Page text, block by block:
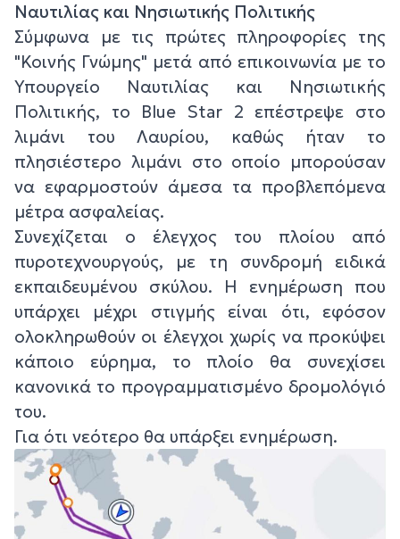
Ναυτιλίας και Νησιωτικής Πολιτικής
Σύμφωνα με τις πρώτες πληροφορίες της
"Κοινής Γνώμης" μετά από επικοινωνία με το
Υπουργείο Ναυτιλίας και Νησιωτικής
Πολιτικής, το Blue Star 2 επέστρεψε στο
λιμάνι του Λαυρίου, καθώς ήταν το
πλησιέστερο λιμάνι στο οποίο μπορούσαν
να εφαρμοστούν άμεσα τα προβλεπόμενα
μέτρα ασφαλείας.
Συνεχίζεται ο έλεγχος του πλοίου από
πυροτεχνουργούς, με τη συνδρομή ειδικά
εκπαιδευμένου σκύλου. Η ενημέρωση που
υπάρχει μέχρι στιγμής είναι ότι, εφόσον
ολοκληρωθούν οι έλεγχοι χωρίς να προκύψει
κάποιο εύρημα, το πλοίο θα συνεχίσει
κανονικά το προγραμματισμένο δρομολόγιό
του.
Για ότι νεότερο θα υπάρξει ενημέρωση.